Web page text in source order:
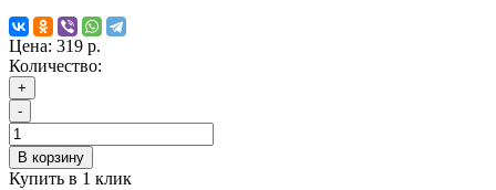
Цена: 319 р.
Количество:
+
-
В корзину
Купить в 1 клик